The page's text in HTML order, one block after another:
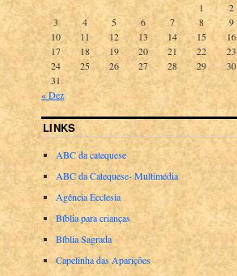
1
2
3
4 5 6 7 8
9
10
11 12 13 14 15
16
17
18 19 20 21 22
23
24
25 26 27 28 29
30
31
« Dez
LINKS
ABC da catequese
ABC da Catequese- Multimédia
Agência Ecclesia
Bíblia para crianças
Bíblia Sagrada
Capelinha das Aparições